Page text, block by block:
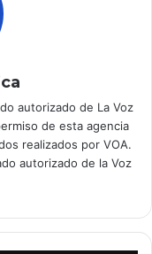
autorizado de La Voz
de esta agencia
realizados por VOA.
autorizado de la Voz